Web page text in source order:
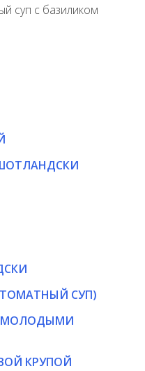
СУП)
(МОЛОДЫМИ
КРУПОЙ